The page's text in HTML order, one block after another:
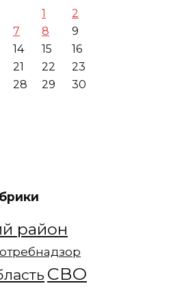
1
2
7 8
9
14 15
16
21 22
23
28 29
30
район
СВО